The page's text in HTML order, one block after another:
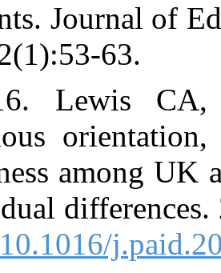
Students.
2011;2(1):53-
16. 16.
Religious
happiness
Individual
[DOI:10.1016/